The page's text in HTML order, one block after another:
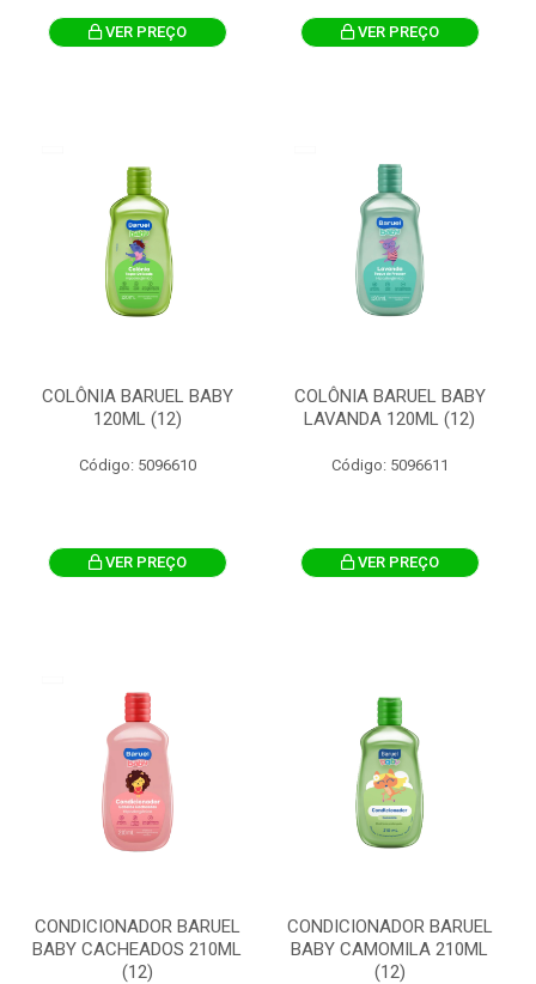
VER PREÇO VER PREÇO
COLÔNIA BARUEL BABY
120ML (12)
Código: 5096610
VER PREÇO
COLÔNIA BARUEL BABY
LAVANDA 120ML (12)
Código: 5096611
VER PREÇO
CONDICIONADOR BARUEL
BABY CACHEADOS 210ML
(12)
CONDICIONADOR BARUEL
BABY CAMOMILA 210ML
(12)